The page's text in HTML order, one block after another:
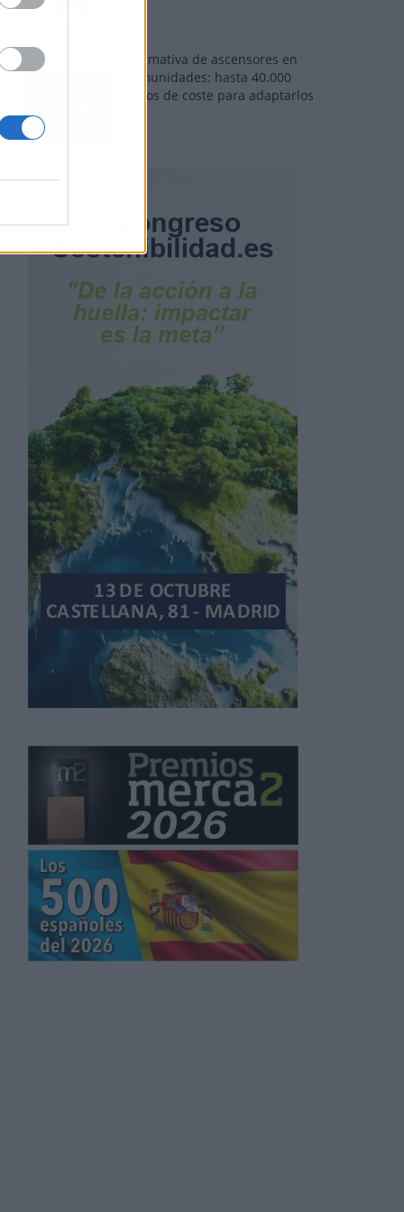
Normativa de ascensores en
comunidades: hasta 40.000
euros de coste para adaptarlos